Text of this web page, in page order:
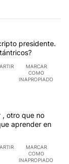
presidente.
MARCAR
COMO
INAPROPIADO
, otro que no
aprender en
MARCAR
COMO
INAPROPIADO